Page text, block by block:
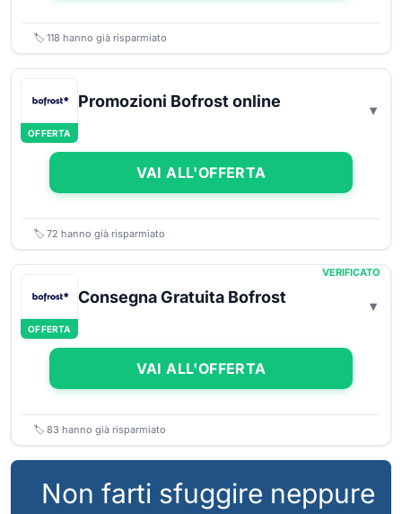
🏷️ 118 hanno già risparmiato
OFFERTA
Promozioni Bofrost online
VAI ALL'OFFERTA
🏷️ 72 hanno già risparmiato
OFFERTA
VERIFICATO
Consegna Gratuita Bofrost
VAI ALL'OFFERTA
🏷️ 83 hanno già risparmiato
Non farti sfuggire neppure